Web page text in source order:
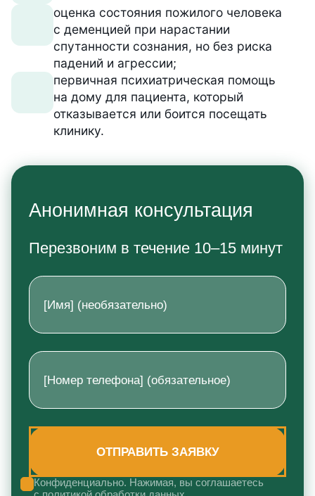
оценка состояния пожилого человека
с деменцией при нарастании
спутанности сознания, но без риска
падений и агрессии;
первичная психиатрическая помощь
на дому для пациента, который
отказывается или боится посещать
клинику.
Анонимная консультация
Перезвоним в течение 10–15 минут
Конфиденциально. Нажимая, вы соглашаетесь